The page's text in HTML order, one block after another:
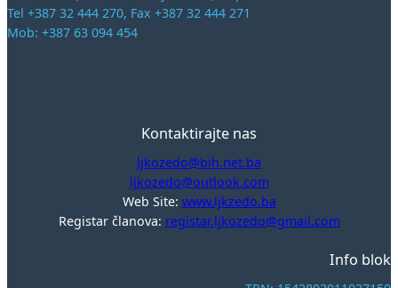
Tel +387 32 444 270, Fax +387 32 444 271
Mob: +387 63 094 454
Kontaktirajte nas
ljkozedo@bih.net.ba
ljkozedo@outlook.com
Web Site: www.ljkzedo.ba
Registar članova: registar.ljkozedo@gmail.com
Info blok